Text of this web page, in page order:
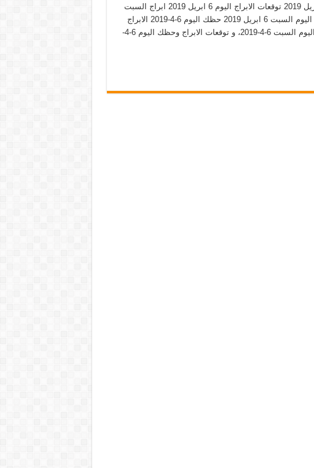
حظك اليوم 6-4-2019 ماغي فرح ابراج اليوم السبت 6 ابريل 2019 توقعات الابراج اليوم 6 ابريل 2019 ابراج السبت
حظك اليوم 6-4-2019 مع ماغي فرح توقعات حظك برجك اليوم السبت 6 ابريل 2019 حظك اليوم 6-4-2019 الابراج
اليوم السبت 6-4-2019 برجك اليوم 6 ابريل 2019 حظك اليوم السبت 6-4-2019، و توقعات الابراج وحظك اليوم 6-4-